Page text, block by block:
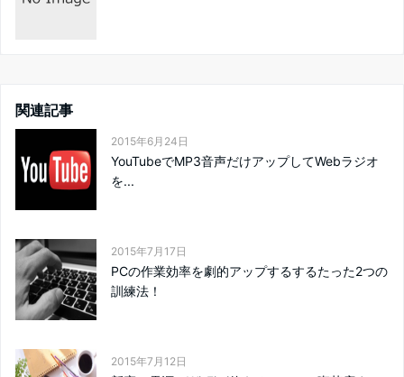
関連記事
2015年6月24日
YouTubeでMP3音声だけアップしてWebラジオ
を...
2015年7月17日
PCの作業効率を劇的アップするするたった2つの
訓練法！
2015年7月12日